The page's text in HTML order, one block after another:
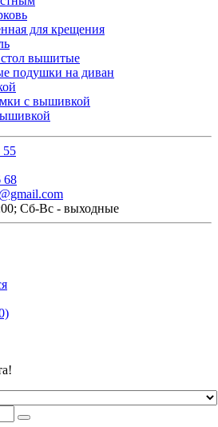
для крещения
вышитые
подушки на диван
с вышивкой
55
68
Сб-Вс - выходные